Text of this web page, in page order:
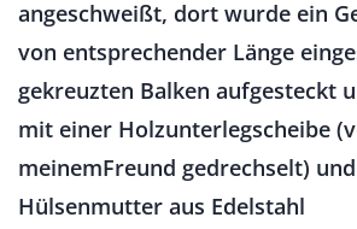
angeschweißt, dort wurde ein
von entsprechender Länge
gekreuzten Balken aufgesteckt
mit einer Holzunterlegscheibe
meinemFreund gedrechselt)
Hülsenmutter aus Edelstahl